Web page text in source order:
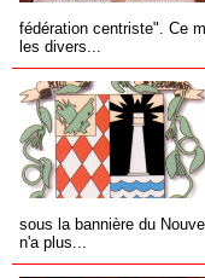
fédération centriste". Ce
les divers...
sous la bannière du
n'a plus...